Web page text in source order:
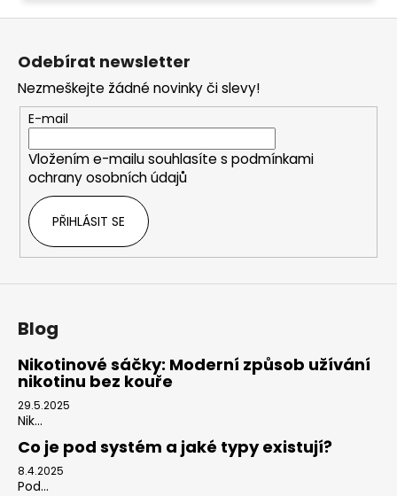
Z
Odebírat newsletter
Nezmeškejte žádné novinky či slevy!
E-mail
Vložením e-mailu souhlasíte s podmínkami
ochrany osobních údajů
PŘIHLÁSIT SE
Blog
Nikotinové sáčky: Moderní způsob užívání
nikotinu bez kouře
29.5.2025
Nik...
Co je pod systém a jaké typy existují?
8.4.2025
Pod...